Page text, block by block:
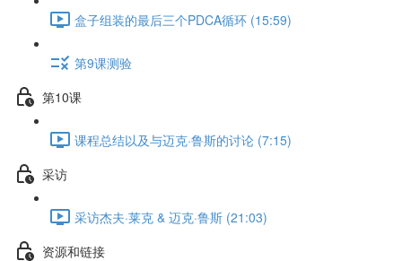
盒子组装的最后三个PDCA循环 (15:59)
第9课测验
第10课
课程总结以及与迈克·鲁斯的讨论 (7:15)
采访
采访杰夫·莱克 & 迈克·鲁斯 (21:03)
资源和链接